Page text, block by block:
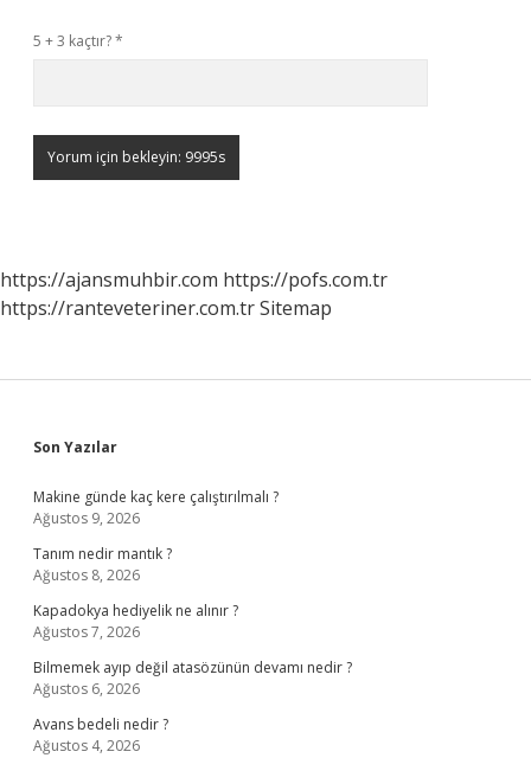
5 + 3 kaçtır?*
https://ajansmuhbir.com https://pofs.com.tr
https://ranteveteriner.com.trSitemap
Sidebar
Son Yazılar
Makine günde kaç kere çalıştırılmalı ?
Ağustos 9, 2026
Tanım nedir mantık ?
Ağustos 8, 2026
Kapadokya hediyelik ne alınır ?
Ağustos 7, 2026
Bilmemek ayıp değil atasözünün devamı nedir ?
Ağustos 6, 2026
Avans bedeli nedir ?
Ağustos 4, 2026